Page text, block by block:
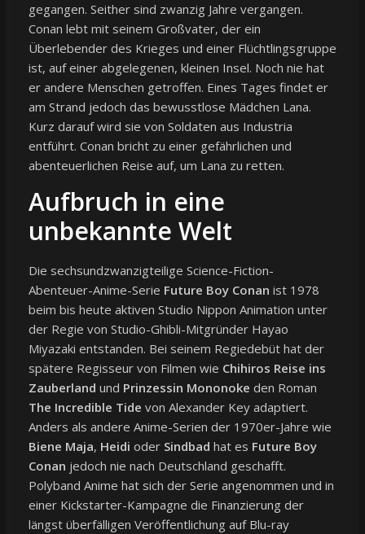
gegangen. Seither sind zwanzig Jahre vergangen.
Conan lebt mit seinem Großvater, der ein
Überlebender des Krieges und einer Flüchtlingsgruppe
ist, auf einer abgelegenen, kleinen Insel. Noch nie hat
er andere Menschen getroffen. Eines Tages findet er
am Strand jedoch das bewusstlose Mädchen Lana.
Kurz darauf wird sie von Soldaten aus Industria
entführt. Conan bricht zu einer gefährlichen und
abenteuerlichen Reise auf, um Lana zu retten.
Aufbruch in eine
unbekannte Welt
Die sechsundzwanzigteilige Science-Fiction-
Abenteuer-Anime-Serie Future Boy Conan ist 1978
beim bis heute aktiven Studio Nippon Animation unter
der Regie von Studio-Ghibli-Mitgründer Hayao
Miyazaki entstanden. Bei seinem Regiedebüt hat der
spätere Regisseur von Filmen wie Chihiros Reise ins
Zauberland und Prinzessin Mononoke den Roman
The Incredible Tide von Alexander Key adaptiert.
Anders als andere Anime-Serien der 1970er-Jahre wie
Biene Maja, Heidi oder Sindbad hat es Future Boy
Conan jedoch nie nach Deutschland geschafft.
Polyband Anime hat sich der Serie angenommen und in
einer Kickstarter-Kampagne die Finanzierung der
längst überfälligen Veröffentlichung auf Blu-ray